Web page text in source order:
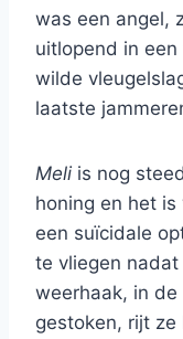
was een angel,
uitlopend in
wilde
laatste
Meli is nog
honing en het
een suïcidale
te vliegen
weerhaak, in
gestoken, rijt ze